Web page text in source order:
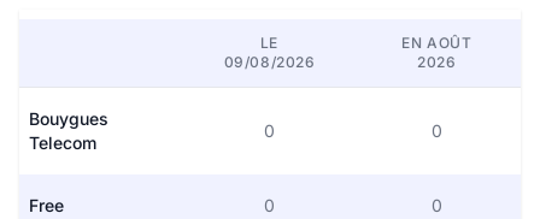
LE
09/08/2026
EN AOÛT
2026
Bouygues
Telecom
0 0
Free 0 0